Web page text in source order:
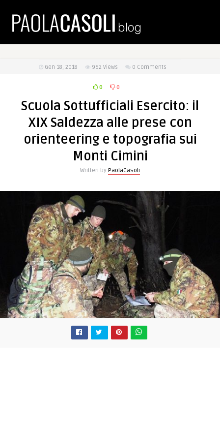
Gen 18, 2018 962 Views 0 Comments
0 0
Scuola Sottufficiali Esercito: il
XIX Saldezza alle prese con
orienteering e topografia sui
Monti Cimini
Written by PaolaCasoli